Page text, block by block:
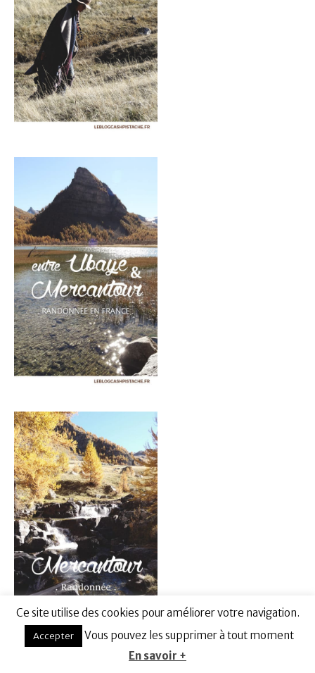
Ce site utilise des cookies pour améliorer votre navigation.
Accepter
Vous pouvez les supprimer à tout moment
En savoir +